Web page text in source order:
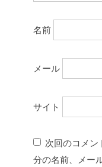
名前
メール
サイト
次回のコメン
分の名前、メー